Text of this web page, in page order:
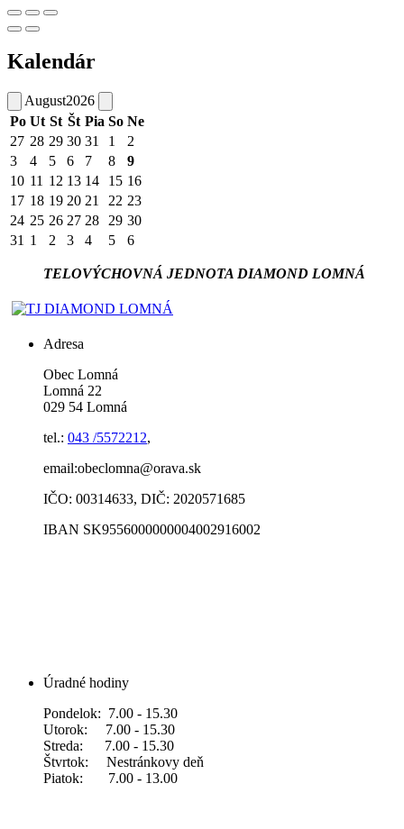
Kalendár
August2026
Po Ut St Št Pia So Ne
27 28 29 30 31 1
2
3
4 5 6 7 8
9
10 11 12 13 14 15 16
17 18 19 20 21 22 23
24 25 26 27 28 29 30
31 1 2 3 4 5 6
TELOVÝCHOVNÁ JEDNOTA DIAMOND LOMNÁ
Adresa
Obec Lomná
Lomná 22
029 54 Lomná
tel.: 043 /5572212,
email:obeclomna@orava.sk
IČO: 00314633, DIČ: 2020571685
IBAN SK9556000000004002916002
Úradné hodiny
Pondelok: 7.00 - 15.30
Utorok: 7.00 - 15.30
Streda: 7.00 - 15.30
Štvrtok: Nestránkovy deň
Piatok: 7.00 - 13.00